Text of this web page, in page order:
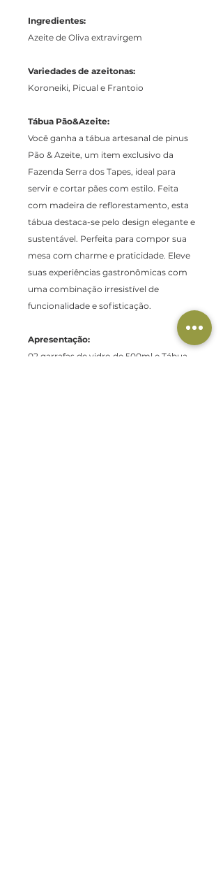
Ingredientes:
Azeite de Oliva extravirgem
Variedades de azeitonas:
Koroneiki, Picual e Frantoio
Tábua Pão&Azeite:
Você ganha a tábua artesanal de pinus
Pão & Azeite, um item exclusivo da
Fazenda Serra dos Tapes, ideal para
servir e cortar pães com estilo. Feita
com madeira de reflorestamento, esta
tábua destaca-se pelo design elegante e
sustentável. Perfeita para compor sua
mesa com charme e praticidade. Eleve
suas experiências gastronômicas com
uma combinação irresistível de
funcionalidade e sofisticação.
Apresentação:
02 garrafas de vidro de 500ml e Tábua